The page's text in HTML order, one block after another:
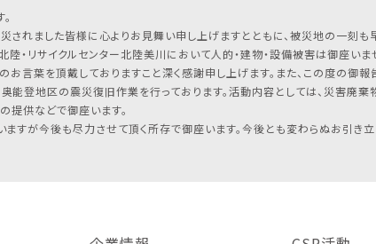
されました皆様に心よりお見舞い申し上げますとともに、被災地の一刻も
陸・リサイクルセンター北陸美川において人的・建物・設備被害は御座い
言葉を頂戴しておりますこと深く感謝申し上げます。また、この度の御報
能登地区の震災復旧作業を行っております。活動内容としては、災害廃
提供などで御座います。
すが今後も尽力させて頂く所存で御座います。今後とも変わらぬお引き立